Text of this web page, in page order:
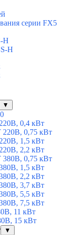
серии FX5
H
H
▼
0,4 кВт
0,75 кВт
1,5 кВт
2,2 кВт
0,75 кВт
1,5 кВт
2,2 кВт
3,7 кВт
5,5 кВт
7,5 кВт
11 кВт
15 кВт
▼